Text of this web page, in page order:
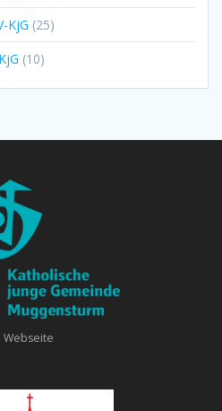
KjG (25)
KjG (10)
Webseite